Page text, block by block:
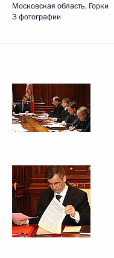
Московская область, Горки
3 фотографии